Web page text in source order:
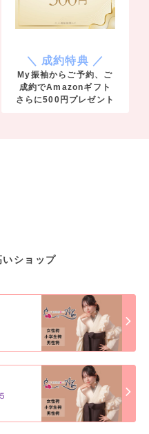
＼ 成約特典 ／
My振袖からご予約、ご
成約でAmazonギフト
さらに500円プレゼント
いショップ